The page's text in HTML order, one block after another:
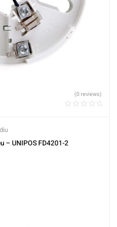
(0 reviews)
– UNIPOS FD4201-2